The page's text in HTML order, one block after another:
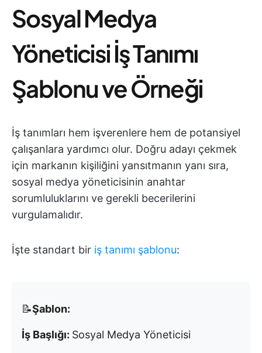
Sosyal Medya
Yöneticisi İş Tanımı
Şablonu ve Örneği
İş tanımları hem işverenlere hem de potansiyel
çalışanlara yardımcı olur. Doğru adayı çekmek
için markanın kişiliğini yansıtmanın yanı sıra,
sosyal medya yöneticisinin anahtar
sorumluluklarını ve gerekli becerilerini
vurgulamalıdır.
İşte standart bir iş tanımı şablonu:
📝Şablon:
İş Başlığı: Sosyal Medya Yöneticisi